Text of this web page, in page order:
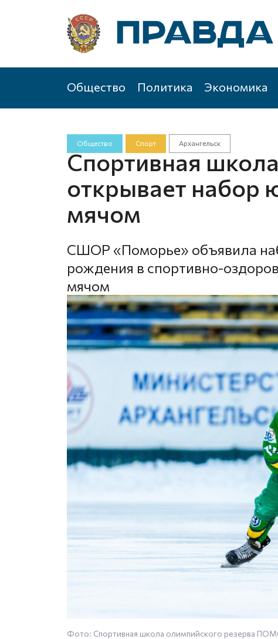
Общество Политика Экономика
Общество Спорт Архангельск
Спортивная
открывает набор
мячом
СШОР «Поморье» объявила
рождения в спортивно-
мячом
Фото: Спортивная школа олимпийского резерва